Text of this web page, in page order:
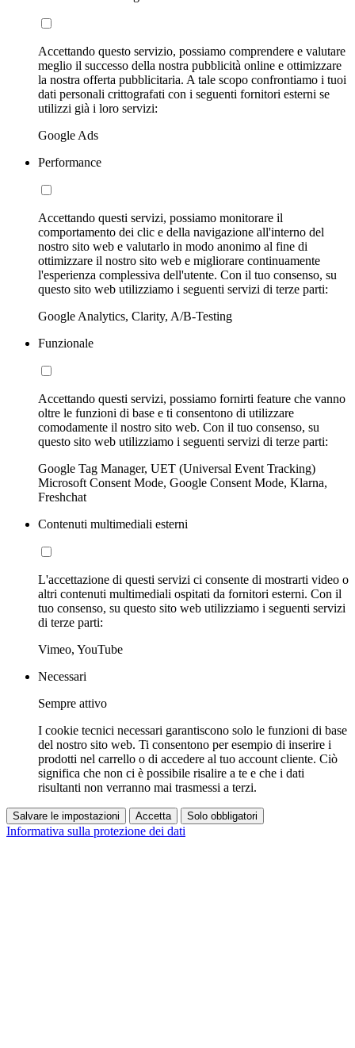
Accettando questo servizio, possiamo comprendere e valutare
meglio il successo della nostra pubblicità online e ottimizzare
la nostra offerta pubblicitaria. A tale scopo confrontiamo i tuoi
dati personali crittografati con i seguenti fornitori esterni se
utilizzi già i loro servizi:
Google Ads
Performance
Accettando questi servizi, possiamo monitorare il
comportamento dei clic e della navigazione all'interno del
nostro sito web e valutarlo in modo anonimo al fine di
ottimizzare il nostro sito web e migliorare continuamente
l'esperienza complessiva dell'utente. Con il tuo consenso, su
questo sito web utilizziamo i seguenti servizi di terze parti:
Google Analytics, Clarity, A/B-Testing
Funzionale
Accettando questi servizi, possiamo fornirti feature che vanno
oltre le funzioni di base e ti consentono di utilizzare
comodamente il nostro sito web. Con il tuo consenso, su
questo sito web utilizziamo i seguenti servizi di terze parti:
Google Tag Manager, UET (Universal Event Tracking)
Microsoft Consent Mode, Google Consent Mode, Klarna,
Freshchat
Contenuti multimediali esterni
L'accettazione di questi servizi ci consente di mostrarti video o
altri contenuti multimediali ospitati da fornitori esterni. Con il
tuo consenso, su questo sito web utilizziamo i seguenti servizi
di terze parti:
Vimeo, YouTube
Necessari
Sempre attivo
I cookie tecnici necessari garantiscono solo le funzioni di base
del nostro sito web. Ti consentono per esempio di inserire i
prodotti nel carrello o di accedere al tuo account cliente. Ciò
significa che non ci è possibile risalire a te e che i dati
risultanti non verranno mai trasmessi a terzi.
Salvare le impostazioni Accetta Solo obbligatori
Informativa sulla protezione dei dati